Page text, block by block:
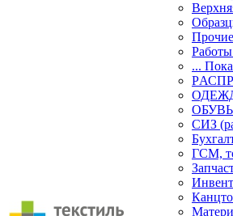
...
ОБУВЬ
СИЗ
ГСМ,